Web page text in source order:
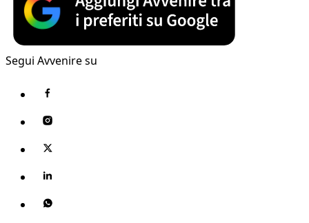
Segui Avvenire su